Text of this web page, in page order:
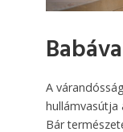
A
hullámvasútja
Bár